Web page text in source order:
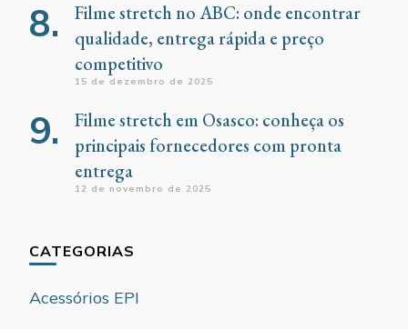
Filme stretch no ABC: onde encontrar
qualidade, entrega rápida e preço
competitivo
15 de dezembro de 2025
Filme stretch em Osasco: conheça os
principais fornecedores com pronta
entrega
12 de novembro de 2025
CATEGORIAS
Acessórios EPI